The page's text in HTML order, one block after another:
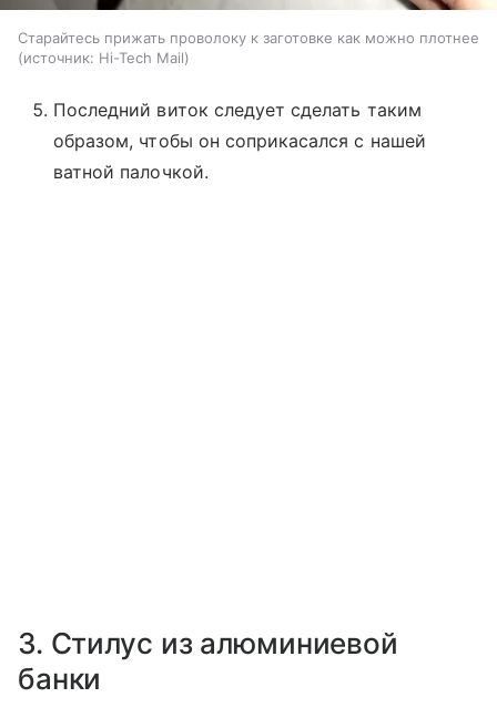
Старайтесь прижать проволоку к заготовке как можно плотнее
источник: Hi-Tech Mail
Последний виток следует сделать таким
образом, чтобы он соприкасался с нашей
ватной палочкой.
3. Стилус из алюминиевой
банки